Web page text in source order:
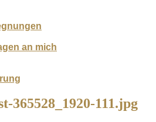
an mich
365528_1920-111.jpg